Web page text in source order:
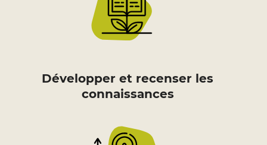
Développer et recenser les
connaissances